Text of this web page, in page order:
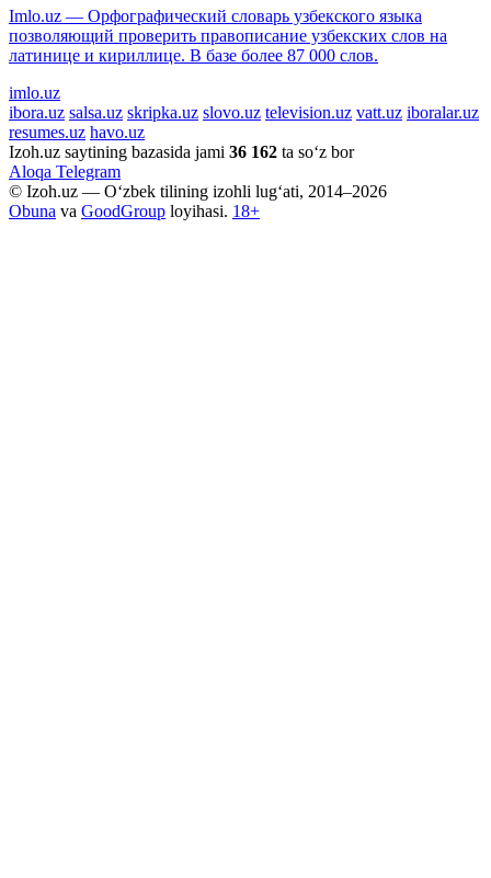
Imlo.uz — Орфографический словарь узбекского языка
позволяющий проверить правописание узбекских слов на
латинице и кириллице. В базе более 87 000 слов.
imlo.uz
ibora.uz salsa.uz skripka.uz slovo.uz television.uz vatt.uz iboralar.uz
resumes.uz havo.uz
Izoh.uz saytining bazasida jami 36 162 ta so‘z bor
Aloqa Telegram
© Izoh.uz — O‘zbek tilining izohli lug‘ati, 2014–2026
Obuna va GoodGroup loyihasi. 18+